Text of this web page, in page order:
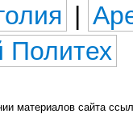
|
Политех
материалов сайта